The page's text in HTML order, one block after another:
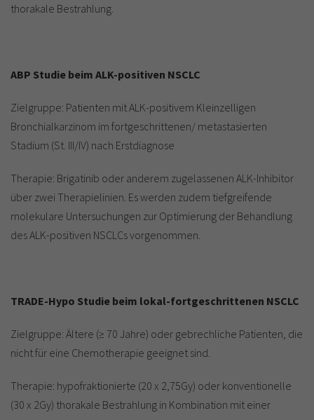
thorakale Bestrahlung.
ABP Studie beim ALK-positiven NSCLC
Zielgruppe: Patienten mit ALK-positivem Kleinzelligen
Bronchialkarzinom im fortgeschrittenen/ metastasierten
Stadium (St. III/IV) nach Erstdiagnose
Therapie: Brigatinib oder anderem zugelassenen ALK-Inhibitor
über zwei Therapielinien. Es werden zudem tiefgreifende
molekulare Untersuchungen zur Optimierung der Behandlung
des ALK-positiven NSCLCs vorgenommen.
TRADE-Hypo Studie beim lokal-fortgeschrittenen NSCLC
Zielgruppe: Ältere (≥ 70 Jahre) oder gebrechliche Patienten, die
nicht für eine Chemotherapie geeignet sind.
Therapie: hypofraktionierte (20 x 2,75Gy) oder konventionelle
(30 x 2Gy) thorakale Bestrahlung in Kombination mit einer